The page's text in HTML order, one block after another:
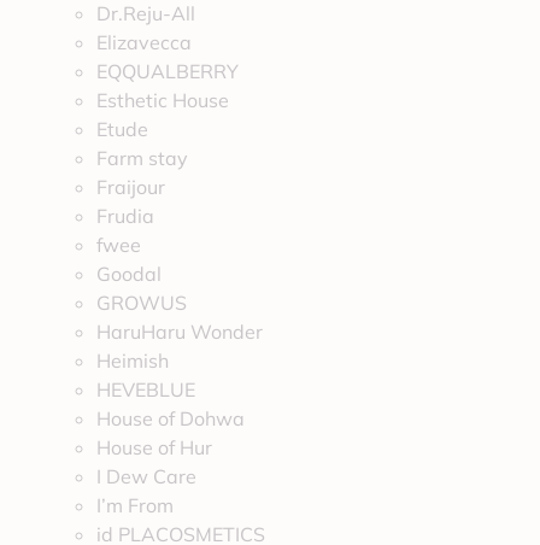
Dr.Reju-All
Elizavecca
EQQUALBERRY
Esthetic House
Etude
Farm stay
Fraijour
Frudia
fwee
Goodal
GROWUS
HaruHaru Wonder
Heimish
HEVEBLUE
House of Dohwa
House of Hur
I Dew Care
I’m From
id PLACOSMETICS